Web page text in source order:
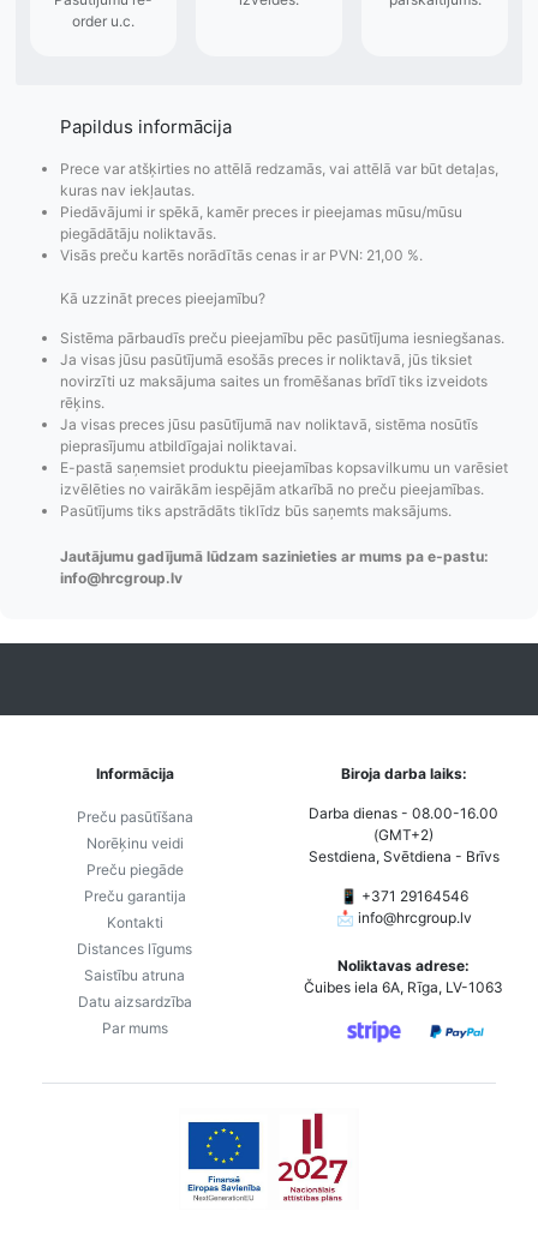
Pasūtījumu statusa
maiņas
paziņojumi,
Izsekošana,
Pasūtījumu re-
order u.c.
Visi pieejamie
piegādes veidi un
to izmaksas bez
lietotāja konta
izveides.
PayPal
Papildus informācija
Prece var atšķirties no attēlā redzamās, vai attēlā var būt detaļas,
kuras nav iekļautas.
Piedāvājumi ir spēkā, kamēr preces ir pieejamas mūsu/mūsu
piegādātāju noliktavās.
Visās preču kartēs norādītās cenas ir ar PVN: 21,00 %.
Kā uzzināt preces pieejamību?
Sistēma pārbaudīs preču pieejamību pēc pasūtījuma iesniegšanas.
Ja visas jūsu pasūtījumā esošās preces ir noliktavā, jūs tiksiet
novirzīti uz maksājuma saites un fromēšanas brīdī tiks izveidots
rēķins.
Ja visas preces jūsu pasūtījumā nav noliktavā, sistēma nosūtīs
pieprasījumu atbildīgajai noliktavai.
E-pastā saņemsiet produktu pieejamības kopsavilkumu un varēsiet
izvēlēties no vairākām iespējām atkarībā no preču pieejamības.
Pasūtījums tiks apstrādāts tiklīdz būs saņemts maksājums.
Jautājumu gadījumā lūdzam sazinieties ar mums pa e-pastu:
info@hrcgroup.lv
Informācija
Preču pasūtīšana
Norēķinu veidi
Preču piegāde
Preču garantija
Kontakti
Distances līgums
Saistību atruna
Datu aizsardzība
Par mums
Biroja darba laiks:
Darba dienas - 08.00-16.00
(GMT+2)
Sestdiena, Svētdiena - Brīvs
📱 +371 29164546
📩 info@hrcgroup.lv
Noliktavas adrese:
Čuibes iela 6A, Rīga, LV-1063